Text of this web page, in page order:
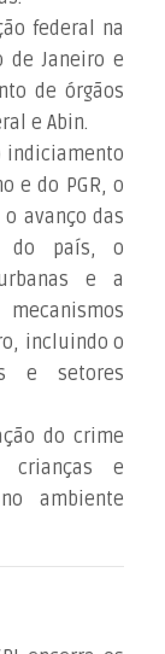
federal na
de Janeiro e
de órgãos
e Abin.
indiciamento
e do PGR, o
avanço das
do país, o
e a
incluindo o
e setores
do crime
crianças e
ambiente